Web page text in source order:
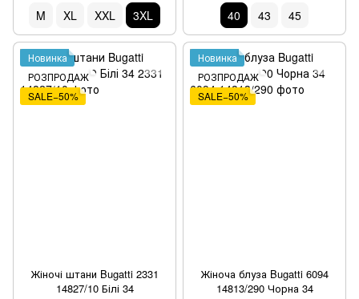
M XL XXL 3XL 40 43 45
Новинка
РОЗПРОДАЖ
SALE−50%
Жіночі штани Bugatti 2331
14827/10 Білі 34
Новинка
РОЗПРОДАЖ
SALE−50%
Жіноча блуза Bugatti 6094
14813/290 Чорна 34